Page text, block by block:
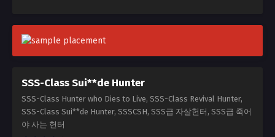
SSS-Class Sui**de Hunter
SSS-Class Hunter who Dies to Live, SSS-Class Revival Hunter,
SSS-Class Sui**de Hunter, SSSCSH, SSS급 자살헌터, SSS급 죽어
야 사는 헌터